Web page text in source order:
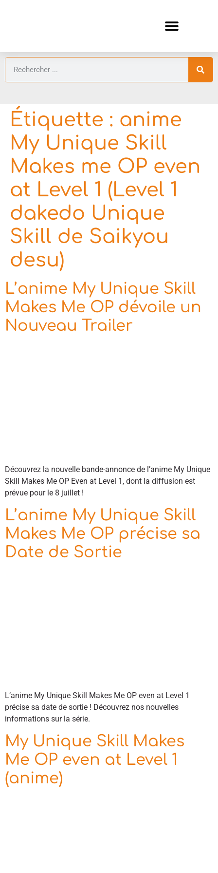
Étiquette : anime
My Unique Skill
Makes me OP even
at Level 1 (Level 1
dakedo Unique
Skill de Saikyou
desu)
L’anime My Unique Skill
Makes Me OP dévoile un
Nouveau Trailer
Découvrez la nouvelle bande-annonce de l’anime My Unique
Skill Makes Me OP Even at Level 1, dont la diffusion est
prévue pour le 8 juillet !
L’anime My Unique Skill
Makes Me OP précise sa
Date de Sortie
L’anime My Unique Skill Makes Me OP even at Level 1
précise sa date de sortie ! Découvrez nos nouvelles
informations sur la série.
My Unique Skill Makes
Me OP even at Level 1
(anime)